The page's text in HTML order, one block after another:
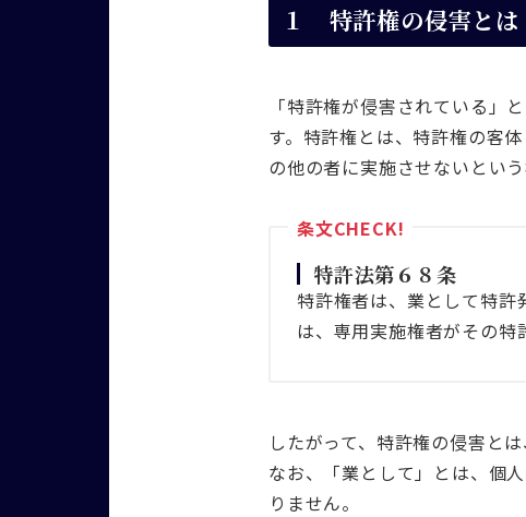
１ 特許権の侵害とは
「特許権が侵害されている」
す。特許権とは、特許権の客
の他の者に実施させないという
特許法第６８条
特許権者は、業として特
は、専用実施権者がその
したがって、特許権の侵害と
なお、「業として」とは、個
りません。